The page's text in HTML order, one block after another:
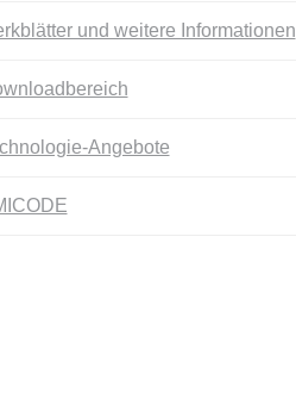
und weitere Informationen
Angebote